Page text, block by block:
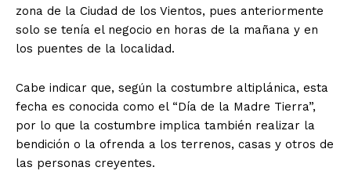
zona de la Ciudad de los Vientos, pues anteriormente
solo se tenía el negocio en horas de la mañana y en
los puentes de la localidad.
Cabe indicar que, según la costumbre altiplánica, esta
fecha es conocida como el “Día de la Madre Tierra”,
por lo que la costumbre implica también realizar la
bendición o la ofrenda a los terrenos, casas y otros de
las personas creyentes.